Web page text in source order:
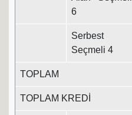
6
Serbest
Seçmeli 4
TOPLAM
TOPLAM KREDİ